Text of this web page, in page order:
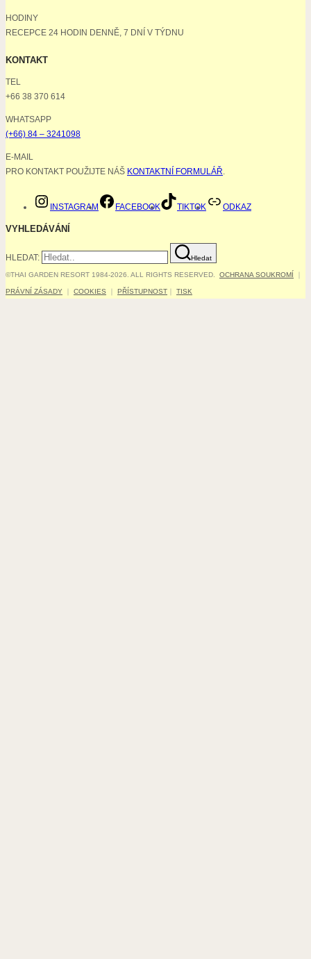
HODINY
RECEPCE 24 HODIN DENNĚ, 7 DNÍ V TÝDNU
KONTAKT
TEL
+66 38 370 614
WHATSAPP
(+66) 84 – 3241098
E-MAIL
PRO KONTAKT POUŽIJTE NÁŠ KONTAKTNÍ FORMULÁŘ.
INSTAGRAM FACEBOOK TIKTOK ODKAZ
VYHLEDÁVÁNÍ
HLEDAT: Hledat
©THAI GARDEN RESORT 1984-2026. ALL RIGHTS RESERVED. OCHRANA SOUKROMÍ
PRÁVNÍ ZÁSADY COOKIES PŘÍSTUPNOST TISK